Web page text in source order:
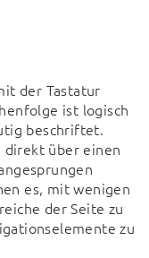
der Tastatur
ist logisch
beschriftet.
direkt über einen
es, mit wenigen
der Seite zu
zu